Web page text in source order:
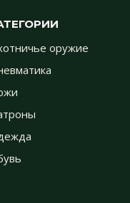
оружие